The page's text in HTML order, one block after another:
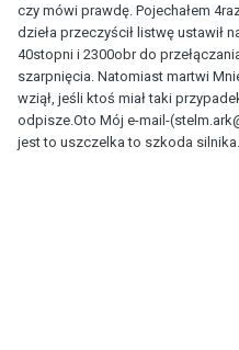
czy mówi prawdę. Pojechałem
dzieła przeczyścił listwę ustawił
40stopni i 2300obr do
szarpnięcia. Natomiast martwi
wziął, jeśli ktoś miał taki
odpisze.Oto Mój e-mail-
jest to uszczelka to szkoda